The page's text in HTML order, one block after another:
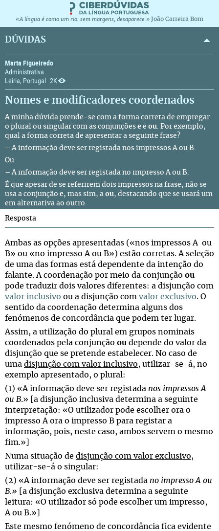
«A língua é como um rio: sem margens, desaparece.» João Carreira Bom
DÚVIDAS
Marta Figueiredo
Administrativa
Leiria, Portugal 2K
Nomes e modificadores coordenados
A minha dúvida prende-se com a forma correta de empregar
o plural ou singular com as conjunções e e ou. Por exemplo,
qual a forma correta de apresentar a seguinte frase?
– A informação deve ser registada nos impressos A ou B.
Ou
– A informação deve ser registada no impresso A ou B.
É que apesar de se referirem dois impressos na frase, não se
usa a conjunção e, mas sim, a ou, destacando que se usará um
em alternativa ao outro.
Resposta
Ambas as opções apresentadas («nos impressos A ou
B» ou «no impresso A ou B») estão corretas. A seleção
de uma das formas está dependente da intenção do
falante. A coordenação por meio da conjunção ou
pode traduzir dois valores diferentes: a disjunção com
valor inclusivo ou a disjunção com valor exclusivo. O
sentido da coordenação determina alguns dos
fenómenos de concordância que podem ter lugar.
Assim, a utilização do plural em grupos nominais
coordenados pela conjunção ou depende do valor da
disjunção que se pretende estabelecer. No caso de
uma disjunção com valor inclusivo, utilizar-se-á, no
exemplo apresentado, o plural:
(1) «A informação deve ser registada nos impressos A
ou B.» [a disjunção inclusiva determina a seguinte
interpretação: «O utilizador pode escolher ora o
impresso A ora o impresso B para registar a
informação, pois, neste caso, ambos servem o mesmo
fim.»]
Numa situação de disjunção com valor exclusivo,
utilizar-se-á o singular:
(2) «A informação deve ser registada no impresso A ou
B.» [a disjunção exclusiva determina a seguinte
leitura: «O utilizador só pode escolher um impresso,
A ou B.»]
Este mesmo fenómeno de concordância fica evidente